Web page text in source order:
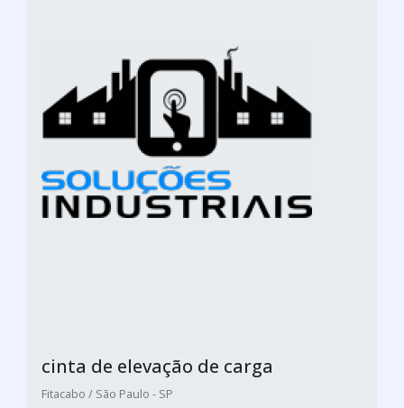
cinta de elevação de carga
Fitacabo / São Paulo - SP